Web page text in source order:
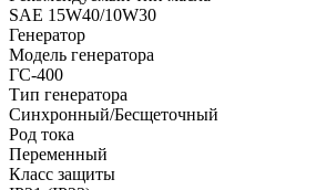
SAE 15W40/10W30
Генератор
Модель генератора
ГС-400
Тип генератора
Синхронный/Бесщеточный
Род тока
Переменный
Класс защиты